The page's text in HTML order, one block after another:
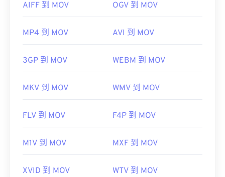
AIFF 到 MOV OGV 到 MOV
MP4 到 MOV AVI 到 MOV
3GP 到 MOV WEBM 到 MOV
MKV 到 MOV WMV 到 MOV
FLV 到 MOV F4P 到 MOV
M1V 到 MOV MXF 到 MOV
XVID 到 MOV WTV 到 MOV